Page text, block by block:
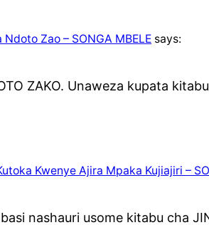
Zao – SONGA MBELE says:
ZAKO. Unaweza kupata
Kwenye Ajira Mpaka Kujiajiri –
nashauri usome kitabu cha